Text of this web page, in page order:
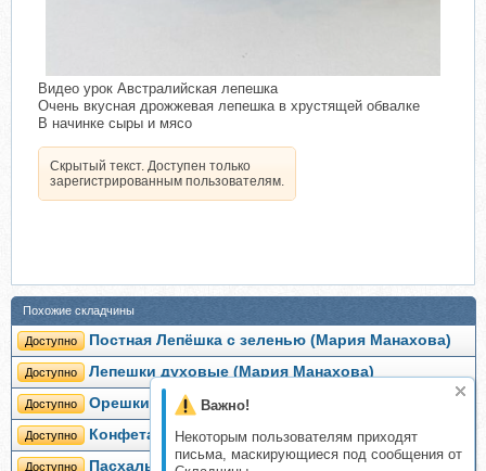
Важно!
Некоторым пользователям приходят
письма, маскирующиеся под сообщения от
Видео урок Австралийская лепешка
Очень вкусная дрожжевая лепешка в хрустящей обвалке
В начинке сыры и мясо
Скрытый текст. Доступен только
зарегистрированным пользователям.
Похожие складчины
Доступно Постная Лепёшка с зеленью (Мария Манахова)
Доступно Лепешки духовые (Мария Манахова)
Доступно Орешки (Мария Манахова)
Доступно Конфета Эспрессо (Мария Манахова)
Доступно Пасхальный краффин (Мария Манахова)